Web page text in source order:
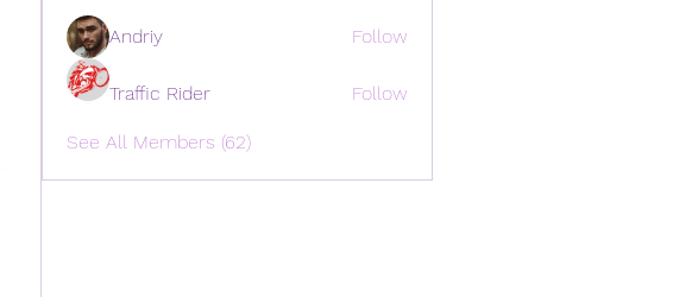
Andriy Follow
Traffic Rider Follow
See All Members (62)